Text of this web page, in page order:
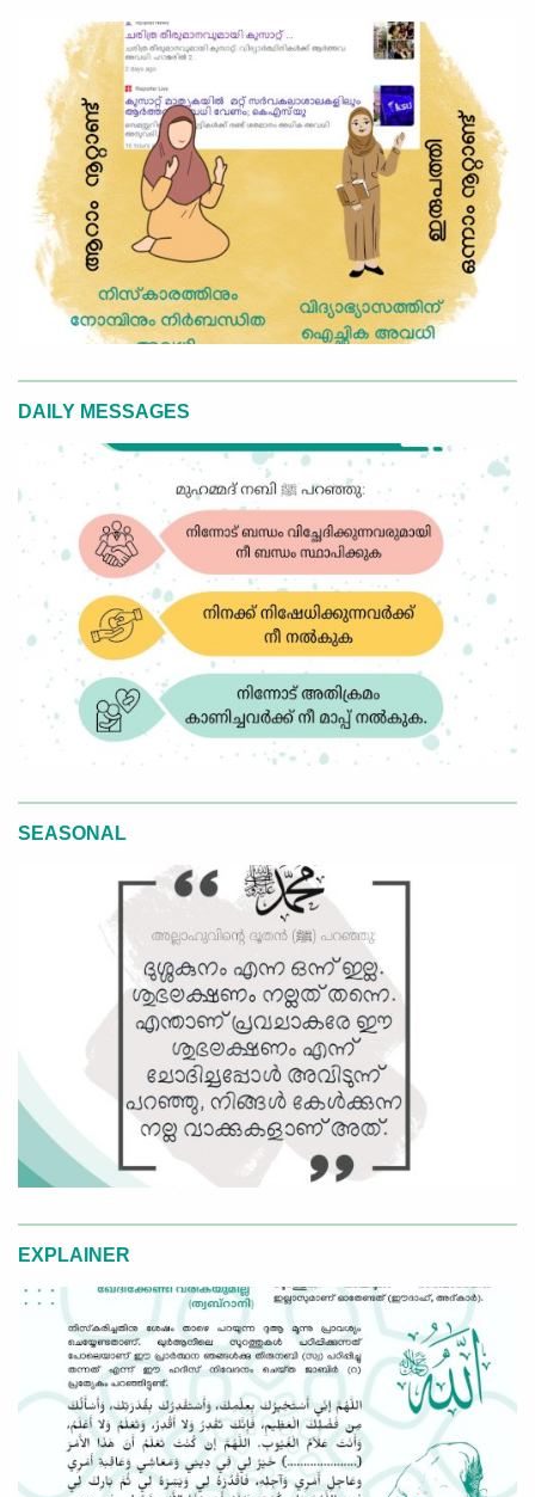
DAILY MESSAGES
SEASONAL
EXPLAINER